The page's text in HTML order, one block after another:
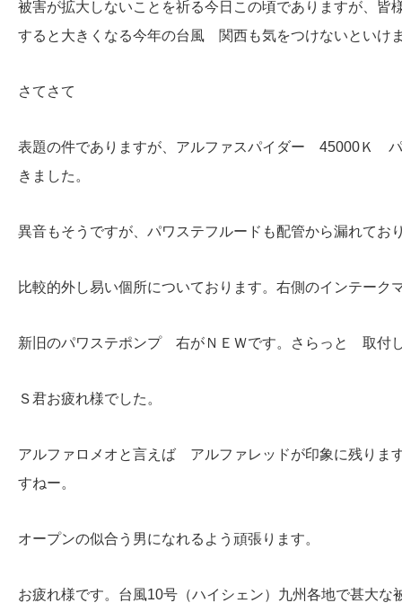
被害が拡大しないことを祈る今日この頃でありますが、皆
すると大きくなる今年の台風 関西も気をつけないといけ
さてさて
表題の件でありますが、アルファスパイダー 45000Ｋ
きました。
異音もそうですが、パワステフルードも配管から漏れてお
比較的外し易い個所についております。右側のインテーク
新旧のパワステポンプ 右がＮＥＷです。さらっと 取付
Ｓ君お疲れ様でした。
アルファロメオと言えば アルファレッドが印象に残り
すねー。
オープンの似合う男になれるよう頑張ります。
お疲れ様です。台風10号（ハイシェン）九州各地で甚大